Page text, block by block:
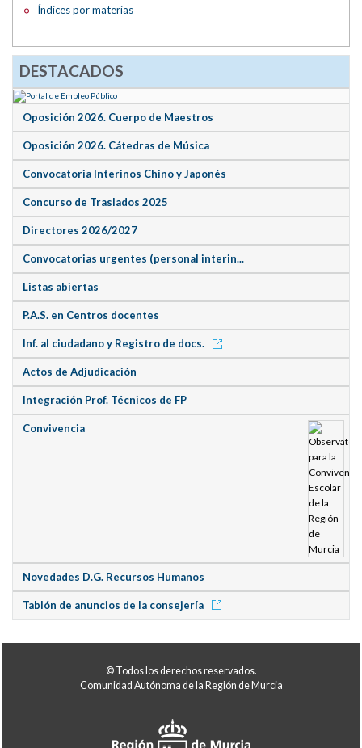
Índices por materias
DESTACADOS
Oposición 2026. Cuerpo de Maestros
Oposición 2026. Cátedras de Música
Convocatoria Interinos Chino y Japonés
Concurso de Traslados 2025
Directores 2026/2027
Convocatorias urgentes (personal interin...
Listas abiertas
P.A.S. en Centros docentes
Inf. al ciudadano y Registro de docs.
Actos de Adjudicación
Integración Prof. Técnicos de FP
Convivencia
Novedades D.G. Recursos Humanos
Tablón de anuncios de la consejería
© Todos los derechos reservados.
Comunidad Autónoma de la Región de Murcia